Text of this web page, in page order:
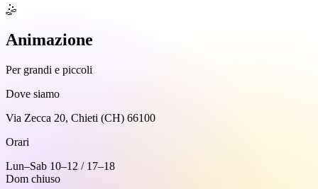
🤹
Animazione
Per grandi e piccoli
Dove siamo
Via Zecca 20, Chieti (CH) 66100
Orari
Lun–Sab 10–12 / 17–18
Dom chiuso